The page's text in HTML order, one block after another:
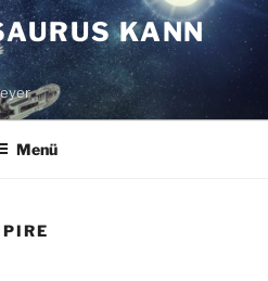
KANN
Menü